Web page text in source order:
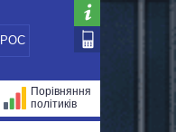
РОС
Порівняння
політиків